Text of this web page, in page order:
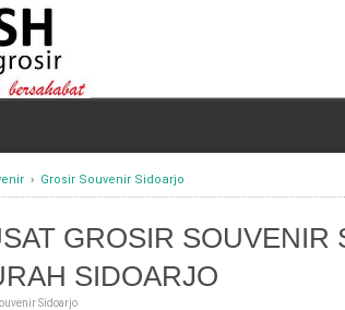
› Grosir Souvenir Sidoarjo
GROSIR SOUVENIR
SIDOARJO
Sidoarjo